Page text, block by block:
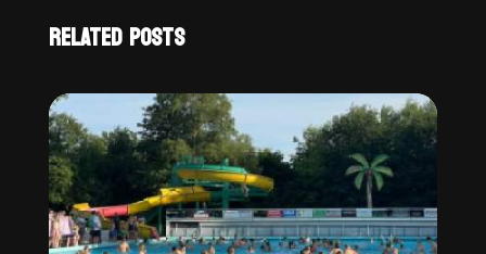
RELATED POSTS